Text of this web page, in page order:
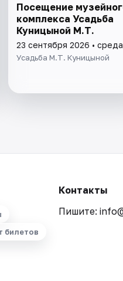
Посещение
комплекса Усадьба
Куницыной М.Т.
23 сентября 2026 • среда
Усадьба М.Т. Куницыной
билетов
Контакты
Пишите: